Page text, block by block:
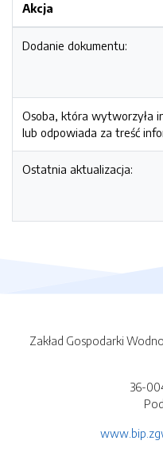
Akcja
Dodanie dokumentu:
Osoba, która wytworzyła
lub odpowiada za treść
Ostatnia aktualizacja:
Zakład Gospodarki
36-